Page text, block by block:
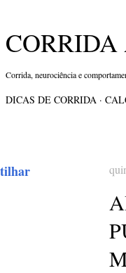
CORRIDA
Corrida, neurociência e
DICAS DE CORRIDA